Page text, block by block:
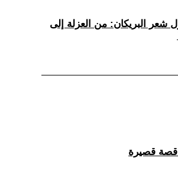
شعر البريكان: من العزلة إلى